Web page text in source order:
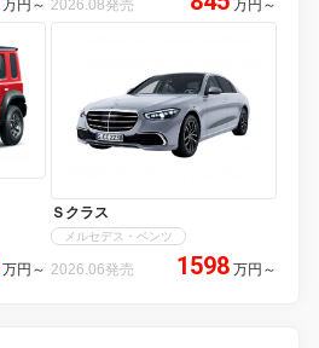
万円 ～ 2026.08発売 万円 ～
万円 ～
Ｓクラス
メルセデス・ベンツ
2026.06発売 1598 万円 ～